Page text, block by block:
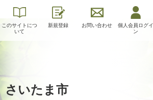
このサイトにつ
いて
新規登録 お問い合わせ
個人会員ログイ
ン
さいたま市